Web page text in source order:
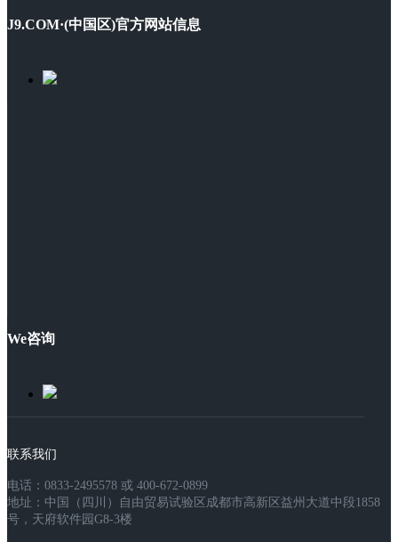
J9.COM·(中国区)官方网站信息
We咨询
联系我们
电话：0833-2495578 或 400-672-0899
地址：中国（四川）自由贸易试验区成都市高新区益州大道中段1858
号，天府软件园G8-3楼